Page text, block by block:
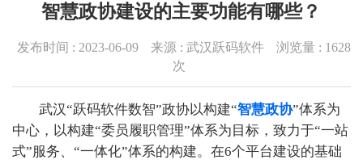
智慧政协建设的主要功能有哪些？
发布时间 : 2023-06-09 来源 : 武汉跃码软件 浏览量 : 1628
次
武汉“跃码软件数智”政协以构建“智慧政协”体系为
中心，以构建“委员履职管理”体系为目标，致力于“一站
式”服务、“一体化”体系的构建。在6个平台建设的基础